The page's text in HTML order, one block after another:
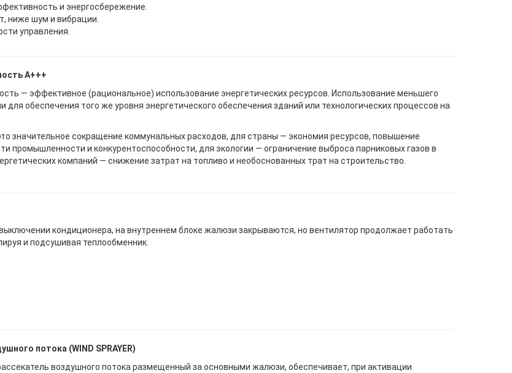
и энергосбережение.
ниже шум и вибрации.
управления.
А+++
— эффективное (рациональное) использование энергетических ресурсов. Использование меньшего
для обеспечения того же уровня энергетического обеспечения зданий или технологических процессов на
значительное сокращение коммунальных расходов, для страны — экономия ресурсов, повышение
промышленности и конкурентоспособности, для экологии — ограничение выброса парниковых газов в
компаний — снижение затрат на топливо и необоснованных трат на строительство.
кондиционера, на внутреннем блоке жалюзи закрываются, но вентилятор продолжает работать
и подсушивая теплообменник.
потока (WIND SPRAYER)
воздушного потока размещенный за основными жалюзи, обеспечивает, при активации